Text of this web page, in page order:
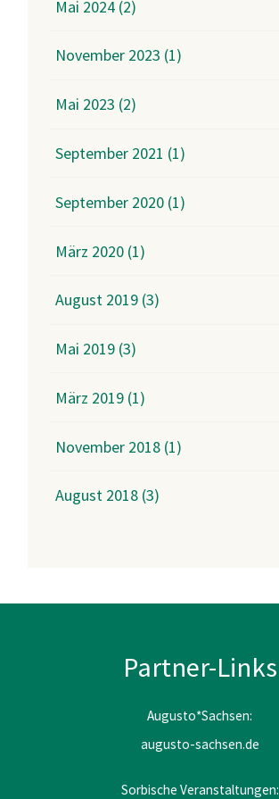
Mai 2024 (2)
November 2023 (1)
Mai 2023 (2)
September 2021 (1)
September 2020 (1)
März 2020 (1)
August 2019 (3)
Mai 2019 (3)
März 2019 (1)
November 2018 (1)
August 2018 (3)
Partner-Links
Augusto*Sachsen:
augusto-sachsen.de
Sorbische Veranstaltungen: